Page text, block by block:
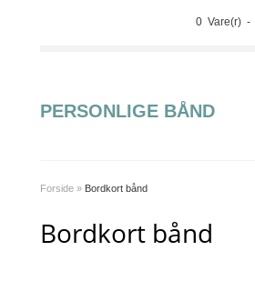
0 Vare(r) -
PERSONLIGE BÅND
Forside » Bordkort bånd
Bordkort bånd